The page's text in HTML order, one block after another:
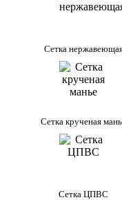
Сетка
Сетка крученая
Сетка ЦПВС